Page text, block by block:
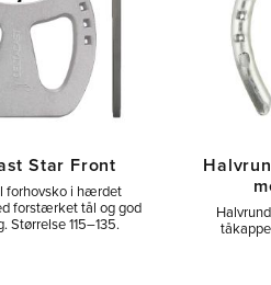
Star Front
forhovsko i hærdet
forstærket tål og god
Størrelse 115–135.